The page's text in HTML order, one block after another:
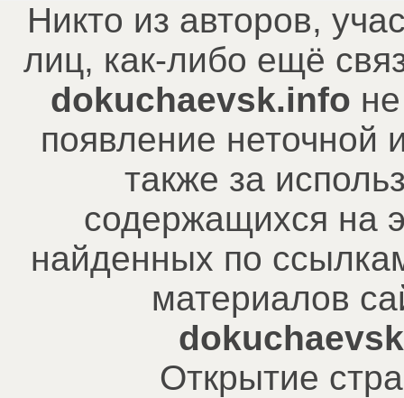
Никто из авторов,
лиц, как-либо ещё
dokuchaevsk.info
появление
также за
содержащихся на
найденных по
материалов
Открытие